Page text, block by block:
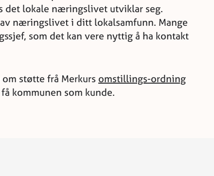
det lokale næringslivet utviklar seg.
næringslivet i ditt lokalsamfunn. Mange
som det kan vere nyttig å ha kontakt
støtte frå Merkurs omstillings-ordning
kommunen som kunde.